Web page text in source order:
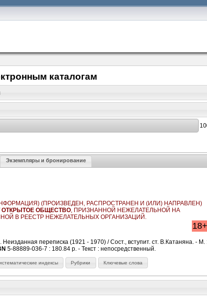
каталогам
Экземпляры и бронирование
(ПРОИЗВЕДЕН, РАСПРОСТРАНЕН И (ИЛИ) НАПРАВЛЕН)
ОТКРЫТОЕ ОБЩЕСТВО, ПРИЗНАННОЙ НЕЖЕЛАТЕЛЬНОЙ НА
В РЕЕСТР НЕЖЕЛАТЕЛЬНЫХ ОРГАНИЗАЦИЙ.
18+
Неизданная переписка (1921 - 1970) / Сост., вступит. ст. В.Катаняна. - М.
5-88889-036-7 : 180.84 р. - Текст : непосредственный.
индексы Рубрики Ключевые слова